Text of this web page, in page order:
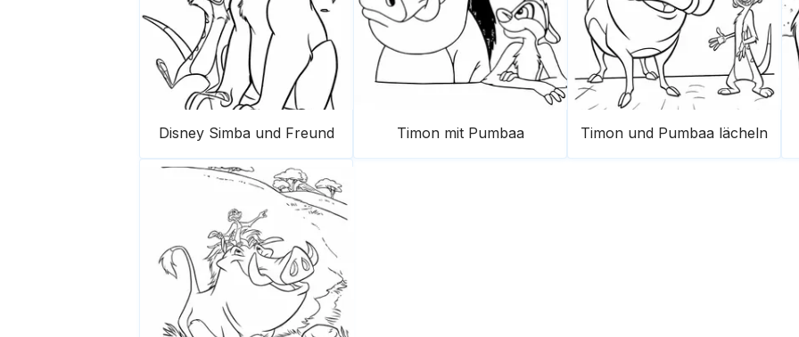
Disney Simba und Freund Timon mit Pumbaa Timon und Pumbaa lächeln